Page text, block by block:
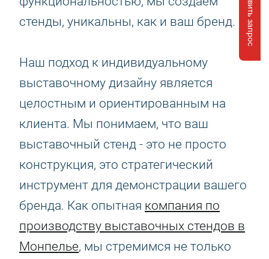
стенды, уникальны, как и ваш бренд.
Наш подход к индивидуальному
выставочному дизайну является
целостным и ориентированным на
клиента. Мы понимаем, что ваш
выставочный стенд - это не просто
конструкция, это стратегический
инструмент для демонстрации вашего
бренда. Как опытная компания по
производству выставочных стендов в
Монпелье, мы стремимся не только